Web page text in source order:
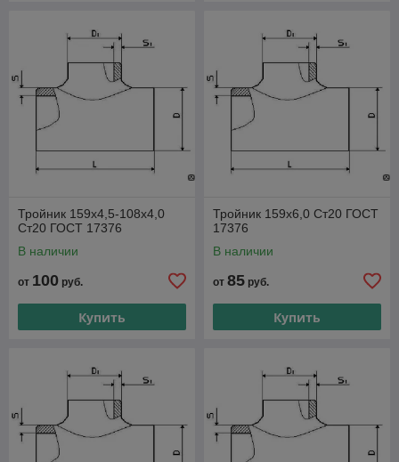
Тройник 159х4,5-108х4,0
Ст20 ГОСТ 17376
В наличии
от 100 руб.
Купить
Тройник 159х6,0 Ст20 ГОСТ
17376
В наличии
от 85 руб.
Купить